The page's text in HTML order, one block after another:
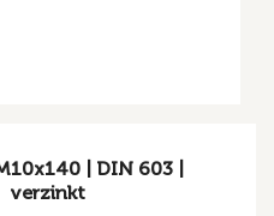
| DIN 603 |
verzinkt